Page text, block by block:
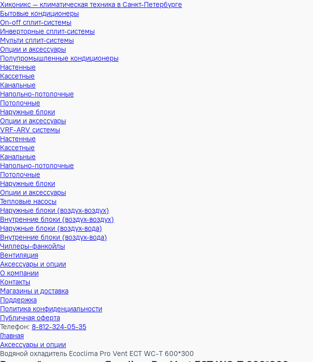
Хиконикс — климатическая техника в Санкт-Петербурге
Бытовые кондиционеры
On-off сплит-системы
Инверторные сплит-системы
Мульти сплит-системы
Опции и аксессуары
Полупромышленные кондиционеры
Настенные
Кассетные
Канальные
Напольно-потолочные
Потолочные
Наружные блоки
Опции и аксессуары
VRF-ARV системы
Настенные
Кассетные
Канальные
Напольно-потолочные
Потолочные
Наружные блоки
Опции и аксессуары
Тепловые насосы
Наружные блоки (воздух-воздух)
Внутренние блоки (воздух-воздух)
Наружные блоки (воздух-вода)
Внутренние блоки (воздух-вода)
Чиллеры-фанкойлы
Вентиляция
Аксессуары и опции
О компании
Контакты
Магазины и доставка
Поддержка
Политика конфиденциальности
Публичная оферта